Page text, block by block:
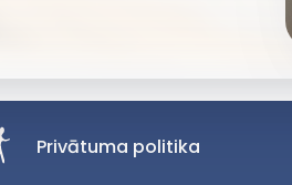
Privātuma politika